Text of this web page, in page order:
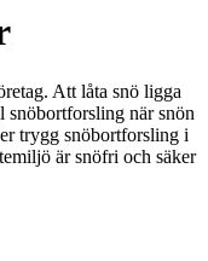
Att låta snö ligga
snöbortforsling när snön
trygg snöbortforsling i
är snöfri och säker